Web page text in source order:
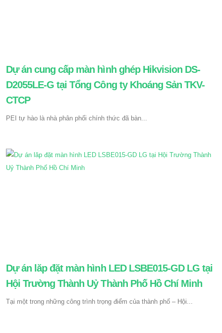
Dự án cung cấp màn hình ghép Hikvision DS-
D2055LE-G tại Tổng Công ty Khoáng Sản TKV-
CTCP
PEI tự hào là nhà phân phối chính thức đã bàn...
Dự án lăp đặt màn hình LED LSBE015-GD LG tại
Hội Trường Thành Uỷ Thành Phố Hồ Chí Minh
Tại một trong những công trình trọng điểm của thành phố – Hội...